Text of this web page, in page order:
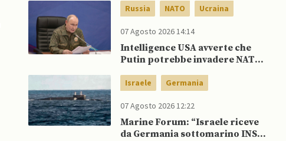
Russia NATO Ucraina
07 Agosto 2026 14:14
Intelligence USA avverte che
Putin potrebbe invadere NATO
Ucraina
Israele Germania
07 Agosto 2026 12:22
Marine Forum: “Israele riceve
da Germania sottomarino INS